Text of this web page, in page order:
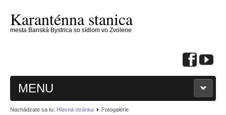
Karanténna stanica
mesta Banská Bystrica so sídlom vo Zvolene
MENU
Nachádzate sa tu: Hlavná stránka Fotogalérie